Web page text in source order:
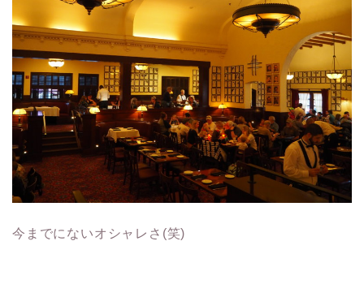
今までにないオシャレさ(笑)